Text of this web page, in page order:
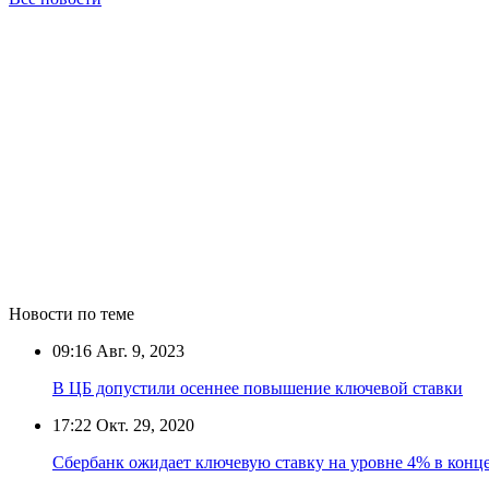
Новости по теме
09:16 Авг. 9, 2023
В ЦБ допустили осеннее повышение ключевой ставки
17:22 Окт. 29, 2020
Сбербанк ожидает ключевую ставку на уровне 4% в